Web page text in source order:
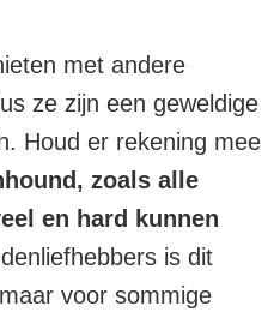
met andere
ze zijn een geweldige
Houd er rekening mee
zoals alle
en hard kunnen
is dit
voor sommige